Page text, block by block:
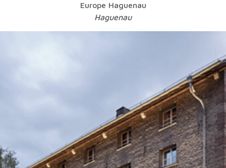
Europe Haguenau
Haguenau